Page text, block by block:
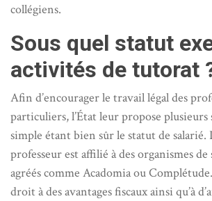
collégiens.
Sous quel statut
activités de tutorat
Afin d’encourager le travail légal des
particuliers, l’État leur propose plusieurs
simple étant bien sûr le statut de salarié.
professeur est affilié à des organismes
agréés comme Acadomia ou
droit à des avantages fiscaux ainsi qu’à